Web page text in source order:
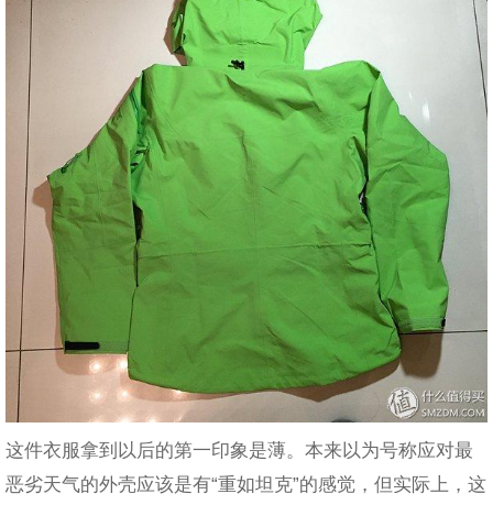
这件衣服拿到以后的第一印象是薄。本来以为号称应对最
恶劣天气的外壳应该是有“重如坦克”的感觉，但实际上，这